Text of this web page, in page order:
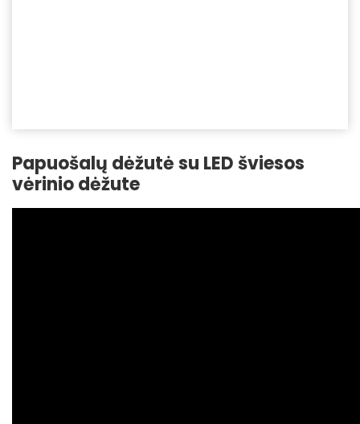
Papuošalų dėžutė su LED šviesos
vėrinio dėžute